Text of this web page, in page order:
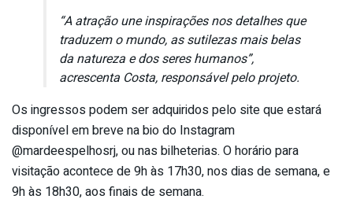
“A atração une inspirações nos detalhes que
traduzem o mundo, as sutilezas mais belas
da natureza e dos seres humanos”,
acrescenta Costa, responsável pelo projeto.
Os ingressos podem ser adquiridos pelo site que estará
disponível em breve na bio do Instagram
@mardeespelhosrj, ou nas bilheterias. O horário para
visitação acontece de 9h às 17h30, nos dias de semana, e
9h às 18h30, aos finais de semana.